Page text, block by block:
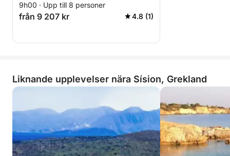
9h00 · Upp till 8 personer
från 9 207 kr 4.8 (1)
Liknande upplevelser nära Sísion, Grekland